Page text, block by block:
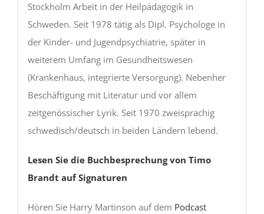
Stockholm Arbeit in der Heilpädagogik in
Schweden. Seit 1978 tätig als Dipl. Psychologe in
der Kinder- und Jugendpsychiatrie, später in
weiterem Umfang im Gesundheitswesen
(Krankenhaus, integrierte Versorgung). Nebenher
Beschäftigung mit Literatur und vor allem
zeitgenössischer Lyrik. Seit 1970 zweisprachig
schwedisch/deutsch in beiden Ländern lebend.
Lesen Sie die Buchbesprechung von Timo
Brandt auf Signaturen
Hören Sie Harry Martinson auf dem Podcast